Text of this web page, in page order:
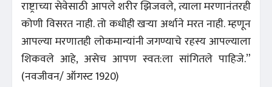
राष्ट्राच्या सेवेसाठी आपले शरीर झिजवले, त्याला मरणानंतरही
कोणी विसरत नाही. तो कधीही खऱ्या अर्थाने मरत नाही. म्हणून
आपल्या मरणातही लोकमान्यांनी जगण्याचे रहस्य आपल्याला
शिकवले आहे, असेच आपण स्वत:ला सांगितले पाहिजे.”
(नवजीवन/ ऑगस्ट 1920)